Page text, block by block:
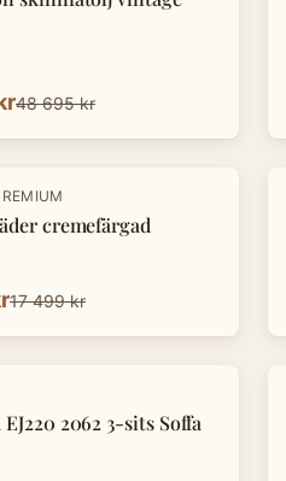
48 695 kr
cremefärgad
17 499 kr
2062 3-sits Soffa